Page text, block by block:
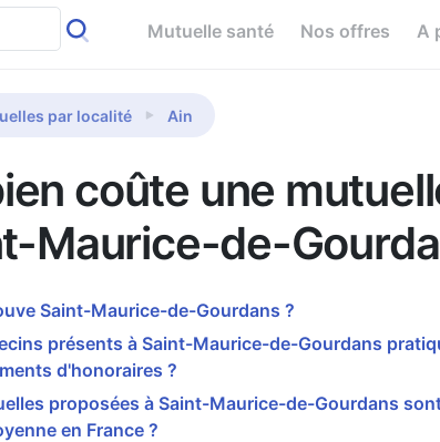
Mutuelle santé Nos offres A
par localité Ain
coûte une
Maurice-de-
Saint-Maurice-de-Gourdans ?
présents à Saint-Maurice-de-Gourdans
d'honoraires ?
proposées à Saint-Maurice-de-Gourdans
en France ?